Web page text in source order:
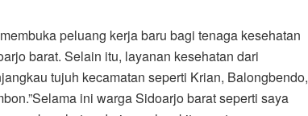
peluang kerja baru bagi tenaga kesehatan
barat. Selain itu, layanan kesehatan dari
tujuh kecamatan seperti Krian, Balongbendo,
ini warga Sidoarjo barat seperti saya